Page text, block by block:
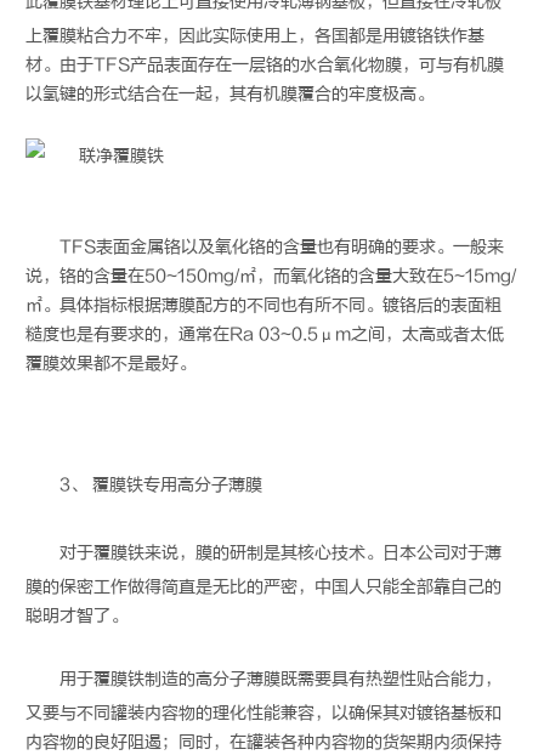
上覆膜粘合力不牢，因此实际使用上，各国都是用镀铬铁作基
材。由于TFS产品表面存在一层铬的水合氧化物膜，可与有机膜
以氢键的形式结合在一起，其有机膜覆合的牢度极高。
TFS表面金属铬以及氧化铬的含量也有明确的要求。一般来
说，铬的含量在50~150mg/㎡，而氧化铬的含量大致在5~15mg/
㎡。具体指标根据薄膜配方的不同也有所不同。镀铬后的表面粗
糙度也是有要求的，通常在Ra 03~0.5μm之间，太高或者太低
覆膜效果都不是最好。
3、覆膜铁专用高分子薄膜
对于覆膜铁来说，膜的研制是其核心技术。日本公司对于薄
膜的保密工作做得简直是无比的严密，中国人只能全部靠自己的
聪明才智了。
用于覆膜铁制造的高分子薄膜既需要具有热塑性贴合能力，
又要与不同罐装内容物的理化性能兼容，以确保其对镀铬基板和
内容物的良好阻遏；同时，在罐装各种内容物的货架期内须保持